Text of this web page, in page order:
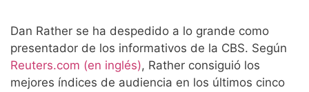
Dan Rather se ha despedido a lo grande como
presentador de los informativos de la CBS. Según
Reuters.com (en inglés), Rather consiguió los
mejores índices de audiencia en los últimos cinco